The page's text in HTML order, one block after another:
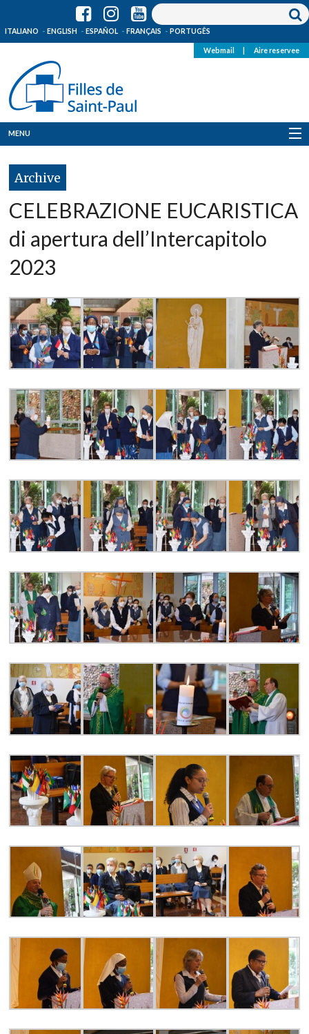
ITALIANO ENGLISH ESPAÑOL FRANÇAIS PORTUGÊS
Webmail Aire reservee
MENU
Qui Sommes-Nous
News
Ressources
Media
Archive
CELEBRAZIONE EUCARISTICA
di apertura dell’Intercapitolo
2023